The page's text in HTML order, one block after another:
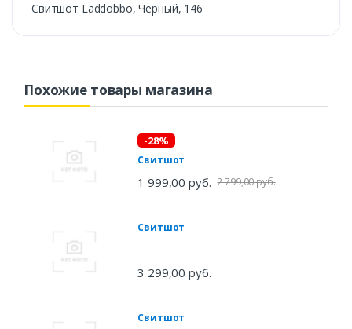
Свитшот Laddobbo, Черный, 146
Похожие товары магазина
-28%
Свитшот
1 999,00 руб. 2 799,00 руб.
Свитшот
3 299,00 руб.
Свитшот